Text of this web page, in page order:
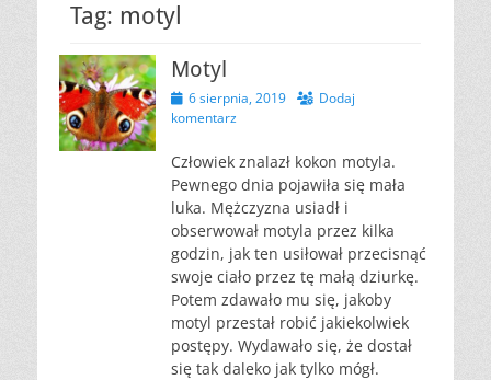
Tag: motyl
Motyl
Opublikowano
6 sierpnia, 2019
Dodaj
komentarz
Człowiek znalazł kokon motyla.
Pewnego dnia pojawiła się mała
luka. Mężczyzna usiadł i
obserwował motyla przez kilka
godzin, jak ten usiłował przecisnąć
swoje ciało przez tę małą dziurkę.
Potem zdawało mu się, jakoby
motyl przestał robić jakiekolwiek
postępy. Wydawało się, że dostał
się tak daleko jak tylko mógł.